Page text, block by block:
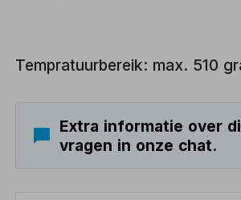
Tempratuurbereik: max. 510
Extra informatie over
vragen in onze chat.